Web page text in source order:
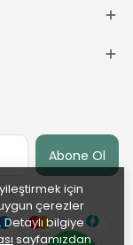
için
çerezler
bilgiye
sayfamızdan
Abone Ol